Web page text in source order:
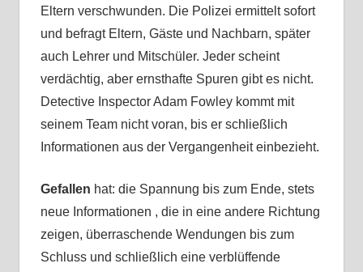
Eltern verschwunden. Die Polizei ermittelt sofort
und befragt Eltern, Gäste und Nachbarn, später
auch Lehrer und Mitschüler. Jeder scheint
verdächtig, aber ernsthafte Spuren gibt es nicht.
Detective Inspector Adam Fowley kommt mit
seinem Team nicht voran, bis er schließlich
Informationen aus der Vergangenheit einbezieht.
Gefallen hat: die Spannung bis zum Ende, stets
neue Informationen , die in eine andere Richtung
zeigen, überraschende Wendungen bis zum
Schluss und schließlich eine verblüffende